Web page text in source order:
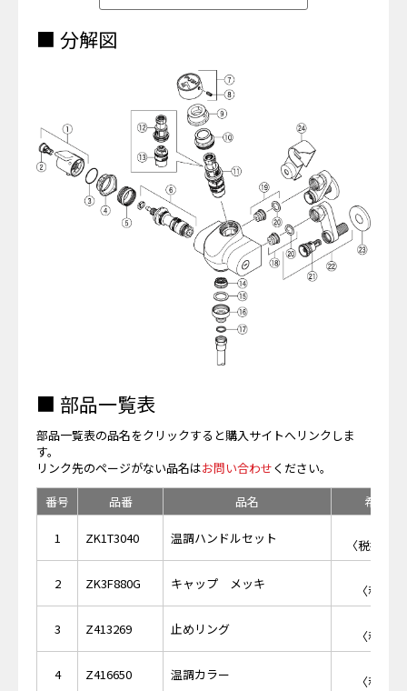
■ 分解図
■ 部品一覧表
部品一覧表の品名をクリックすると購入サイトへリンクしま
す。
リンク先のページがない品名はお問い合わせください。
番号
品番 品名 希望小
1 ZK1T3040 温調ハンドルセット
〈税抜価
2 ZK3F880G キャップ メッキ
〈税抜
3 Z413269 止めリング
〈税抜
4 Z416650 温調カラー
〈税抜